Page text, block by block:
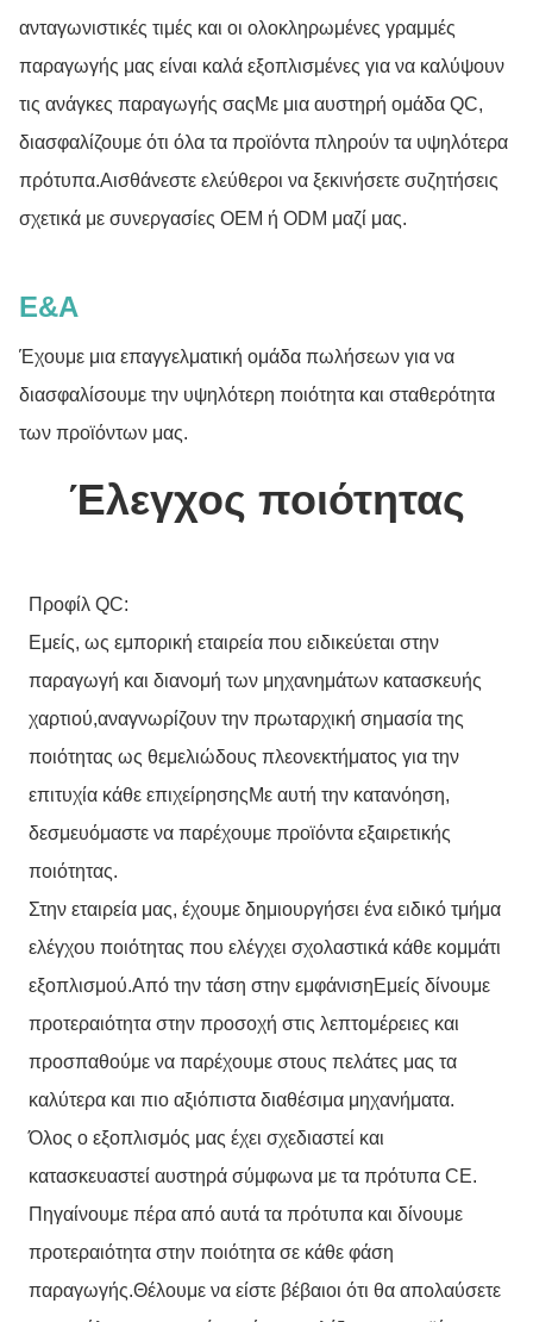
ανταγωνιστικές τιμές και οι ολοκληρωμένες γραμμές
παραγωγής μας είναι καλά εξοπλισμένες για να καλύψουν
τις ανάγκες παραγωγής σαςΜε μια αυστηρή ομάδα QC,
διασφαλίζουμε ότι όλα τα προϊόντα πληρούν τα υψηλότερα
πρότυπα.Αισθάνεστε ελεύθεροι να ξεκινήσετε συζητήσεις
σχετικά με συνεργασίες OEM ή ODM μαζί μας.
Ε&Α
Έχουμε μια επαγγελματική ομάδα πωλήσεων για να
διασφαλίσουμε την υψηλότερη ποιότητα και σταθερότητα
των προϊόντων μας.
Έλεγχος ποιότητας
Προφίλ QC:
Εμείς, ως εμπορική εταιρεία που ειδικεύεται στην
παραγωγή και διανομή των μηχανημάτων κατασκευής
χαρτιού,αναγνωρίζουν την πρωταρχική σημασία της
ποιότητας ως θεμελιώδους πλεονεκτήματος για την
επιτυχία κάθε επιχείρησηςΜε αυτή την κατανόηση,
δεσμευόμαστε να παρέχουμε προϊόντα εξαιρετικής
ποιότητας.
Στην εταιρεία μας, έχουμε δημιουργήσει ένα ειδικό τμήμα
ελέγχου ποιότητας που ελέγχει σχολαστικά κάθε κομμάτι
εξοπλισμού.Από την τάση στην εμφάνισηΕμείς δίνουμε
προτεραιότητα στην προσοχή στις λεπτομέρειες και
προσπαθούμε να παρέχουμε στους πελάτες μας τα
καλύτερα και πιο αξιόπιστα διαθέσιμα μηχανήματα.
Όλος ο εξοπλισμός μας έχει σχεδιαστεί και
κατασκευαστεί αυστηρά σύμφωνα με τα πρότυπα CE.
Πηγαίνουμε πέρα από αυτά τα πρότυπα και δίνουμε
προτεραιότητα στην ποιότητα σε κάθε φάση
παραγωγής.Θέλουμε να είστε βέβαιοι ότι θα απολαύσετε